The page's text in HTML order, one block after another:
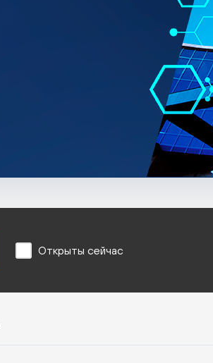
Открыты сейчас